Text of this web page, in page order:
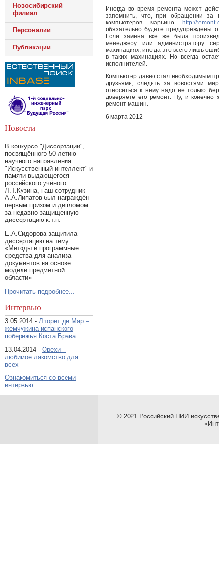
Новосибирский
филиал
Персоналии
Публикации
Новости
В конкурсе "Диссертации",
посвящённого 50-летию
научного направления
"Искусственный интеллект" и
памяти выдающегося
российского учёного
Л.Т.Кузина, наш сотрудник
А.А.Липатов был награждён
первым призом и дипломом
за недавно защищенную
диссертацию к.т.н.
Е.А.Сидорова защитила
диссертацию на тему
«Методы и программные
средства для анализа
документов на основе
модели предметной
области»
Прочитать подробнее...
Интервью
3.05.2014 - Ллорет де Мар –
жемчужина испанского
побережья Коста Брава
13.04.2014 - Орехи –
любимое лакомство для
всех
Ознакомиться со всеми
интервью...
Иногда во время ремонта может
запомнить, что, при обращении
компьютеров марьино http://
обязательно будете предупреждены
Если замена все же была
менеджеру или администратору
махинациях, иногда это всего лишь
в таких махинациях. Но всегда
исполнителей.
Компьютер давно стал необходимым
друзьями, следить за новостями
относиться к нему надо не только
доверяете его ремонт. Ну, и
ремонт машин.
6 марта 2012
© 2021 Российский НИИ